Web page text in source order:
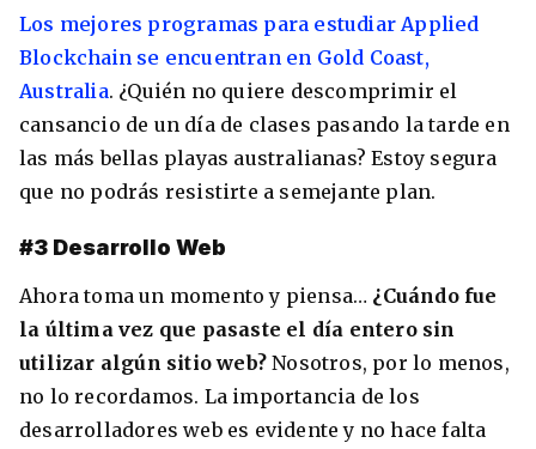
Los mejores programas para estudiar Applied
Blockchain se encuentran en Gold Coast,
Australia. ¿Quién no quiere descomprimir el
cansancio de un día de clases pasando la tarde en
las más bellas playas australianas? Estoy segura
que no podrás resistirte a semejante plan.
#3 Desarrollo Web
Ahora toma un momento y piensa… ¿Cuándo fue
la última vez que pasaste el día entero sin
utilizar algún sitio web? Nosotros, por lo menos,
no lo recordamos. La importancia de los
desarrolladores web es evidente y no hace falta